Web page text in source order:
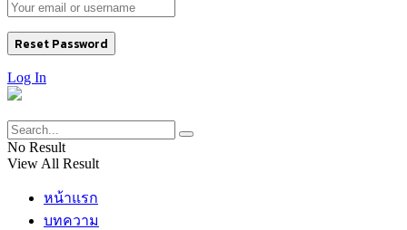
Log In
No Result
View All Result
หน้าแรก
บทความ